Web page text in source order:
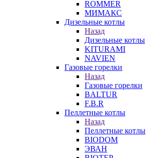
ROMMER
МИМАКС
Дизельные котлы
Назад
Дизельные котлы
KITURAMI
NAVIEN
Газовые горелки
Назад
Газовые горелки
BALTUR
F.B.R
Пеллетные котлы
Назад
Пеллетные котлы
BIODOM
ЭВАН